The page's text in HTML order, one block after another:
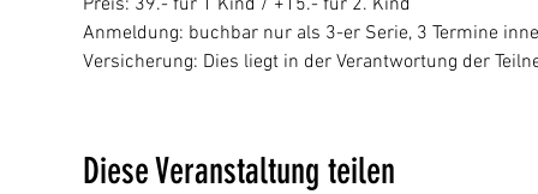
Preis: 39.- für 1 Kind / +15.- für 2. Kind
Anmeldung: buchbar nur als 3-er Serie, 3 Termine
Versicherung: Dies liegt in der Verantwortung der
Diese Veranstaltung teilen